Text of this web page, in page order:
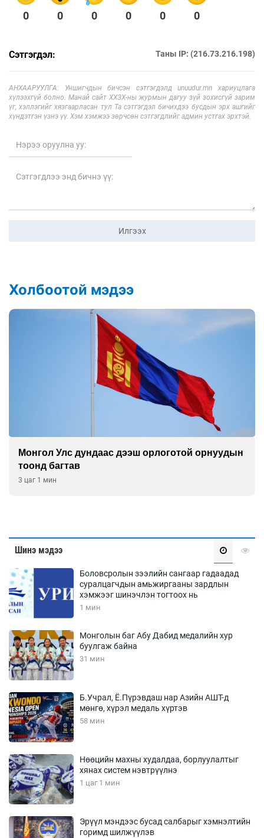
0 0 0 0 0 0
Сэтгэгдэл: Таны IP: (216.73.216.198)
АНХААРУУЛГА: Уншигчдын бичсэн сэтгэгдэлд unuudur.mn хариуцлага
хүлээхгүй болно. Манай сайт ХХЗХ-ны журмын дагуу зүй зохисгүй зарим
үг, хэллэгийг хязгаарласан тул Та сэтгэгдэл бичихдээ бусдын эрх ашгийг
хүндэтгэн үзнэ үү. Хэм хэмжээ зөрчсөн сэтгэгдлийг админ устгах эрхтэй.
Илгээх
Холбоотой мэдээ
Монгол Улс дундаас дээш орлоготой орнуудын
тоонд багтав
3 цаг 1 мин
Шинэ мэдээ
Боловсролын зээлийн сангаар гадаадад
суралцагчдын амьжиргааны зардлын
хэмжээг шинэчлэн тогтоох нь
1 мин
Монголын баг Абу Дабид медалийн хур
буулгаж байна
31 мин
Б.Учрал, Ё.Пүрэвдаш нар Азийн АШТ-д
мөнгө, хүрэл медаль хүртэв
58 мин
Нөөцийн махны худалдаа, борлуулалтыг
хянах систем нэвтрүүлнэ
1 цаг 1 мин
Эрүүл мэндээс бусад салбарыг хэмнэлтийн
горимд шилжүүлэв